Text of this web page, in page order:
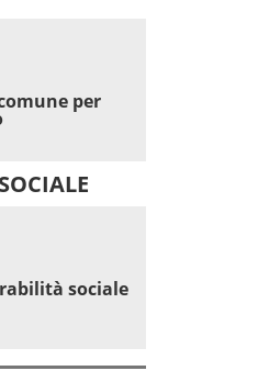
per
sociale